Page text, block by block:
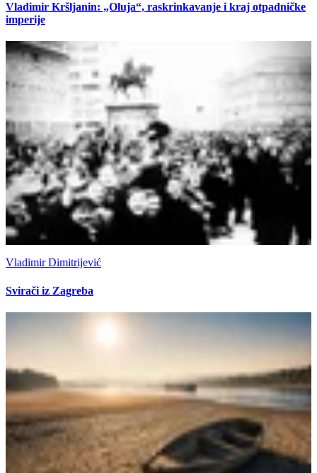
Vladimir Kršljanin: „Oluja“, raskrinkavanje i kraj otpadničke
imperije
Vladimir Dimitrijević
Svirači iz Zagreba